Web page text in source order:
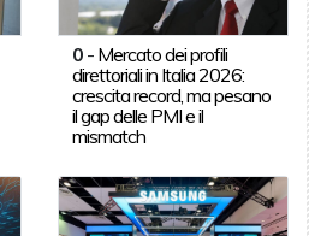
0 - Mercato dei profili
direttoriali in Italia 2026:
crescita record, ma pesano
il gap delle PMI e il
mismatch